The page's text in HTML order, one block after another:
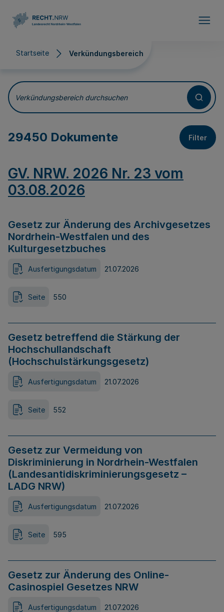
Startseite Verkündungsbereich
Verkündungsbereich
Verkündungsbereich durchsuchen
29450 Dokumente Filter
GV. NRW. 2026 Nr. 23 vom
03.08.2026
Gesetz zur Änderung des Archivgesetzes
Nordrhein-Westfalen und des
Kulturgesetzbuches
Ausfertigungsdatum 21.07.2026
Seite 550
Gesetz betreffend die Stärkung der
Hochschullandschaft
(Hochschulstärkungsgesetz)
Ausfertigungsdatum 21.07.2026
Seite 552
Gesetz zur Vermeidung von
Diskriminierung in Nordrhein-Westfalen
(Landesantidiskriminierungsgesetz –
LADG NRW)
Ausfertigungsdatum 21.07.2026
Seite 595
Gesetz zur Änderung des Online-
Casinospiel Gesetzes NRW
Ausfertigungsdatum 21.07.2026